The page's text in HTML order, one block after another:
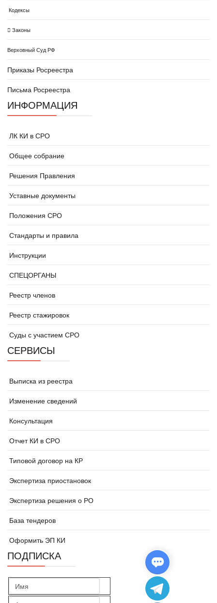
Кодексы
Законы
Верховный Суд РФ
Приказы Росреестра
Письма Росреестра
ИНФОРМАЦИЯ
ЛК КИ в СРО
Общее собрание
Решения Правления
Уставные документы
Положения СРО
Стандарты и правила
Инструкции
СПЕЦОРГАНЫ
Реестр членов
Реестр стажировок
Суды с участием СРО
СЕРВИСЫ
Выписка из реестра
Изменение сведений
Консультация
Отчет КИ в СРО
Типовой договор на КР
Экспертиза приостановок
Экспертиза решения о РО
База тендеров
Оформить ЭП КИ
ПОДПИСКА